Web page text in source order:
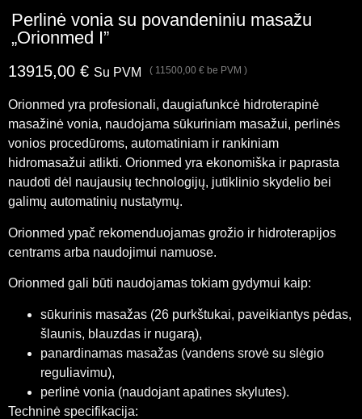
Perlinė vonia su povandeniniu masažu
„Orionmed I”
13915,00 € Su PVM ( 11500,00 € be PVM )
Orionmed yra profesionali, daugiafunkcė hidroterapinė
masažinė vonia, naudojama sūkuriniam masažui, perlinės
vonios procedūroms, automatiniam ir rankiniam
hidromasažui atlikti. Orionmed yra ekonomiška ir paprasta
naudoti dėl naujausių technologijų, jutiklinio skydelio bei
galimų automatinių nustatymų.
Orionmed ypač rekomenduojamas grožio ir hidroterapijos
centrams arba naudojimui namuose.
Orionmed gali būti naudojamas tokiam gydymui kaip:
sūkurinis masažas (26 purkštukai, paveikiantys pėdas,
šlaunis, blauzdas ir nugarą),
panardinamas masažas (vandens srovė su slėgio
reguliavimu),
perlinė vonia (naudojant apatines skylutes).
Techninė specifikacija: